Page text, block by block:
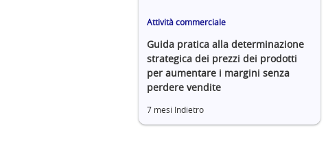
Attività commerciale
Guida pratica alla determinazione
strategica dei prezzi dei prodotti
per aumentare i margini senza
perdere vendite
7 mesi Indietro